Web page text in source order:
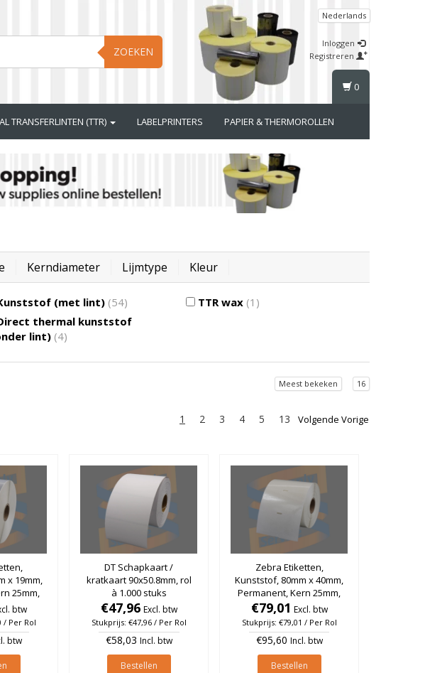
ZOEKEN
Nederlands
Inloggen
Registreren
TRANSFERLINTEN (TTR) LABELPRINTERS PAPIER & THERMOROLLEN
0
Kerndiameter Lijmtype Kleur
(met lint) (54)
thermal kunststof
lint) (4)
TTR wax (1)
Meest bekeken 16
1 2 3 4 5 13 Volgende Vorige
x 19mm,
25mm,
stuks
btw
/ Per Rol
btw
DT Schapkaart /
kratkaart 90x50.8mm, rol
à 1.000 stuks
€47,96 Excl. btw
Stukprijs: €47,96 / Per Rol
€58,03 Incl. btw
Bestellen
Zebra Etiketten,
Kunststof, 80mm x 40mm,
Permanent, Kern 25mm,
Transparant, rol à 1.000
stuks
€79,01 Excl. btw
Stukprijs: €79,01 / Per Rol
€95,60 Incl. btw
Bestellen